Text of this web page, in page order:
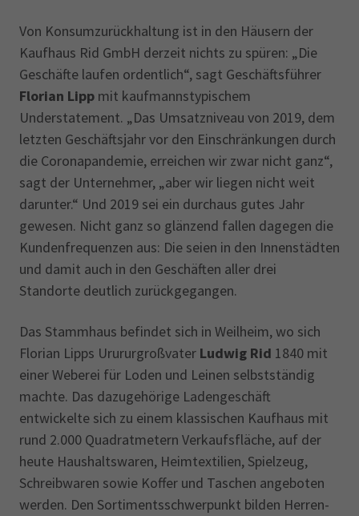
Von Konsumzurückhaltung ist in den Häusern der
Kaufhaus Rid GmbH derzeit nichts zu spüren: „Die
Geschäfte laufen ordentlich“, sagt Geschäftsführer
Florian Lipp mit kaufmannstypischem
Understatement. „Das Umsatzniveau von 2019, dem
letzten Geschäftsjahr vor den Einschränkungen durch
die Coronapandemie, erreichen wir zwar nicht ganz“,
sagt der Unternehmer, „aber wir liegen nicht weit
darunter.“ Und 2019 sei ein durchaus gutes Jahr
gewesen. Nicht ganz so glänzend fallen dagegen die
Kundenfrequenzen aus: Die seien in den Innenstädten
und damit auch in den Geschäften aller drei
Standorte deutlich zurückgegangen.
Das Stammhaus befindet sich in Weilheim, wo sich
Florian Lipps Urururgroßvater Ludwig Rid 1840 mit
einer Weberei für Loden und Leinen selbstständig
machte. Das dazugehörige Ladengeschäft
entwickelte sich zu einem klassischen Kaufhaus mit
rund 2.000 Quadratmetern Verkaufsfläche, auf der
heute Haushaltswaren, Heimtextilien, Spielzeug,
Schreibwaren sowie Koffer und Taschen angeboten
werden. Den Sortimentsschwerpunkt bilden Herren-